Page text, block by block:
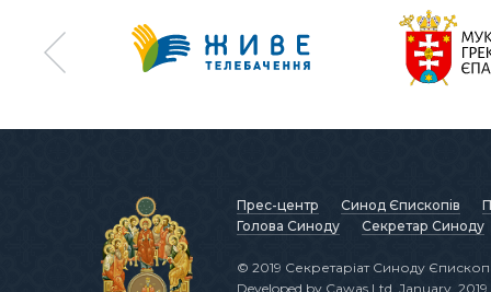
Прес-центр Синод Єпископів
Голова Синоду
Секретар Синоду
© 2019 Секретаріат Синоду
Developed by Cawas Ltd . January, 2019.